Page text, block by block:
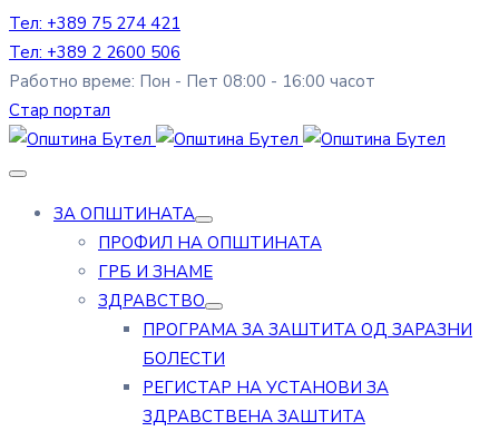
Тел: +389 75 274 421
Тел: +389 2 2600 506
Работно време: Пон - Пет 08:00 - 16:00 часот
Стар портал
ЗА ОПШТИНАТА
ПРОФИЛ НА ОПШТИНАТА
ГРБ И ЗНАМЕ
ЗДРАВСТВО
ПРОГРАМА ЗА ЗАШТИТА ОД ЗАРАЗНИ
БОЛЕСТИ
РЕГИСТАР НА УСТАНОВИ ЗА
ЗДРАВСТВЕНА ЗАШТИТА